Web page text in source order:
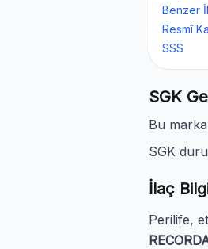
Benzer
Resmî
SSS
SGK
Bu marka
SGK
İlaç
Perilife,